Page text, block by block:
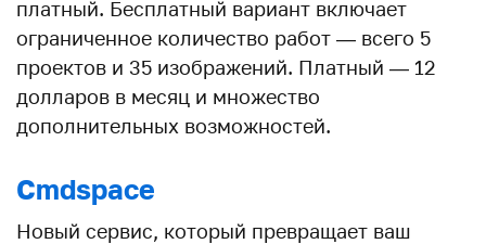
платный. Бесплатный вариант включает
ограниченное количество работ — всего 5
проектов и 35 изображений. Платный — 12
долларов в месяц и множество
дополнительных возможностей.
Cmdspace
Новый сервис, который превращает ваш